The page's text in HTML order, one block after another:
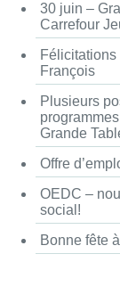
30 juin –
Carrefour
Félicitations
François
Plusieurs
Grande
Offre
OEDC –
social!
Bonne fête